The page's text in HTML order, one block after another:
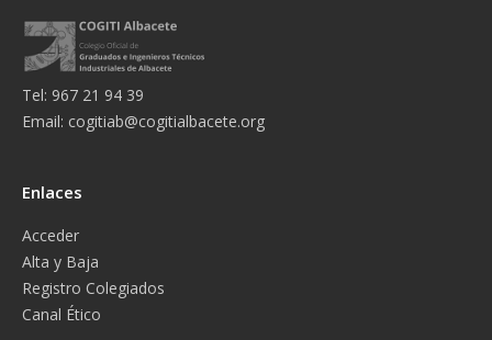
Tel: 967 21 94 39
Email: cogitiab@cogitialbacete.org
Enlaces
Acceder
Alta y Baja
Registro Colegiados
Canal Ético